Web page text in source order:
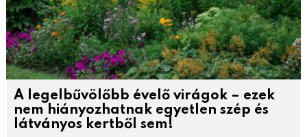
A legelbűvölőbb évelő virágok – ezek
nem hiányozhatnak egyetlen szép és
látványos kertből sem!